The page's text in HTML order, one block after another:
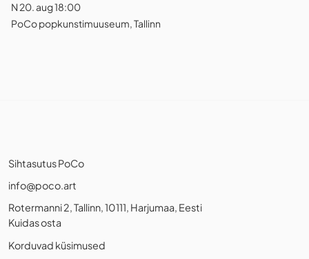
N 20. aug 18:00
PoCo popkunstimuuseum, Tallinn
Sihtasutus PoCo
info@poco.art
Rotermanni 2, Tallinn, 10111, Harjumaa, Eesti
Kuidas osta
Korduvad küsimused